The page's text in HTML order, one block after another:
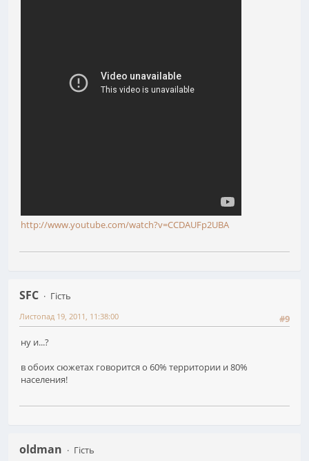
http://www.youtube.com/watch?v=CCDAUFp2UBA
SFC
Гість
#9
Листопад 19, 2011, 11:38:00
ну и...?
в обоих сюжетах говорится о 60% территории и 80%
населения!
oldman
Гість